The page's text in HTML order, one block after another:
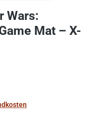
Wars:
Mat – X-